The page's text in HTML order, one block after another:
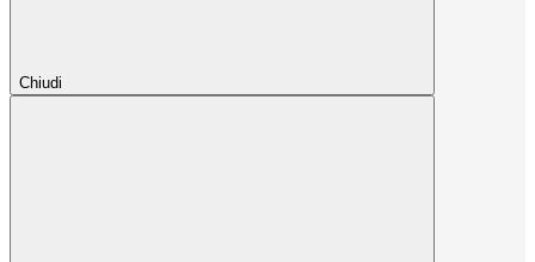
Chiudi